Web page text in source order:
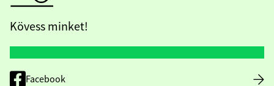
Kövess minket!
Facebook